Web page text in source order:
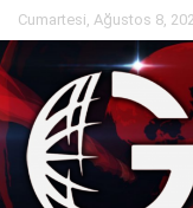
Skip
to
content
Cumartesi, Ağustos 8,